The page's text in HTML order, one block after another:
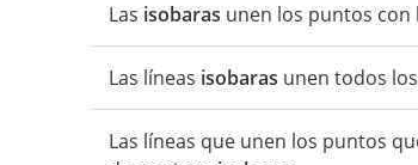
Las isobaras unen los puntos
Las líneas isobaras unen todos
Las líneas que unen los puntos